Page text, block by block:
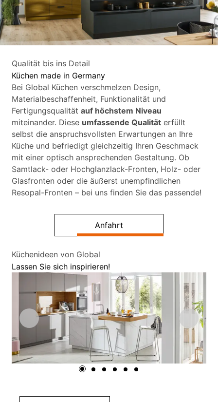
Qualität bis ins Detail
Küchen made in Germany
Bei Global Küchen verschmelzen Design,
Materialbeschaffenheit, Funktionalität und
Fertigungsqualität auf höchstem Niveau
miteinander. Diese umfassende Qualität erfüllt
selbst die anspruchsvollsten Erwartungen an Ihre
Küche und befriedigt gleichzeitig Ihren Geschmack
mit einer optisch ansprechenden Gestaltung. Ob
Samtlack- oder Hochglanzlack-Fronten, Holz- oder
Glasfronten oder die äußerst unempfindlichen
Resopal-Fronten – bei uns finden Sie das passende!
Anfahrt
Küchenideen von Global
Lassen Sie sich inspirieren!